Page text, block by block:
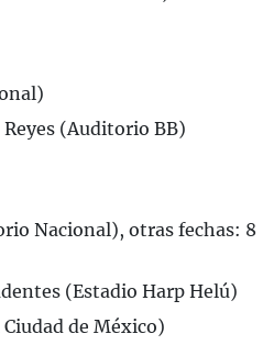
(Auditorio BB)
Nacional), otras fechas: 8
(Estadio Harp Helú)
de México)